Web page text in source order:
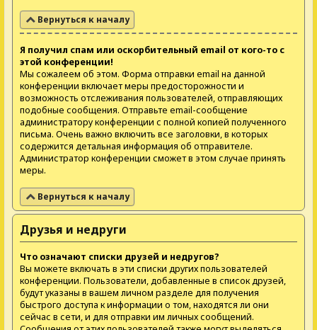
Вернуться к началу
Я получил спам или оскорбительный email от кого-то с
этой конференции!
Мы сожалеем об этом. Форма отправки email на данной
конференции включает меры предосторожности и
возможность отслеживания пользователей, отправляющих
подобные сообщения. Отправьте email-сообщение
администратору конференции с полной копией полученного
письма. Очень важно включить все заголовки, в которых
содержится детальная информация об отправителе.
Администратор конференции сможет в этом случае принять
меры.
Вернуться к началу
Друзья и недруги
Что означают списки друзей и недругов?
Вы можете включать в эти списки других пользователей
конференции. Пользователи, добавленные в список друзей,
будут указаны в вашем личном разделе для получения
быстрого доступа к информации о том, находятся ли они
сейчас в сети, и для отправки им личных сообщений.